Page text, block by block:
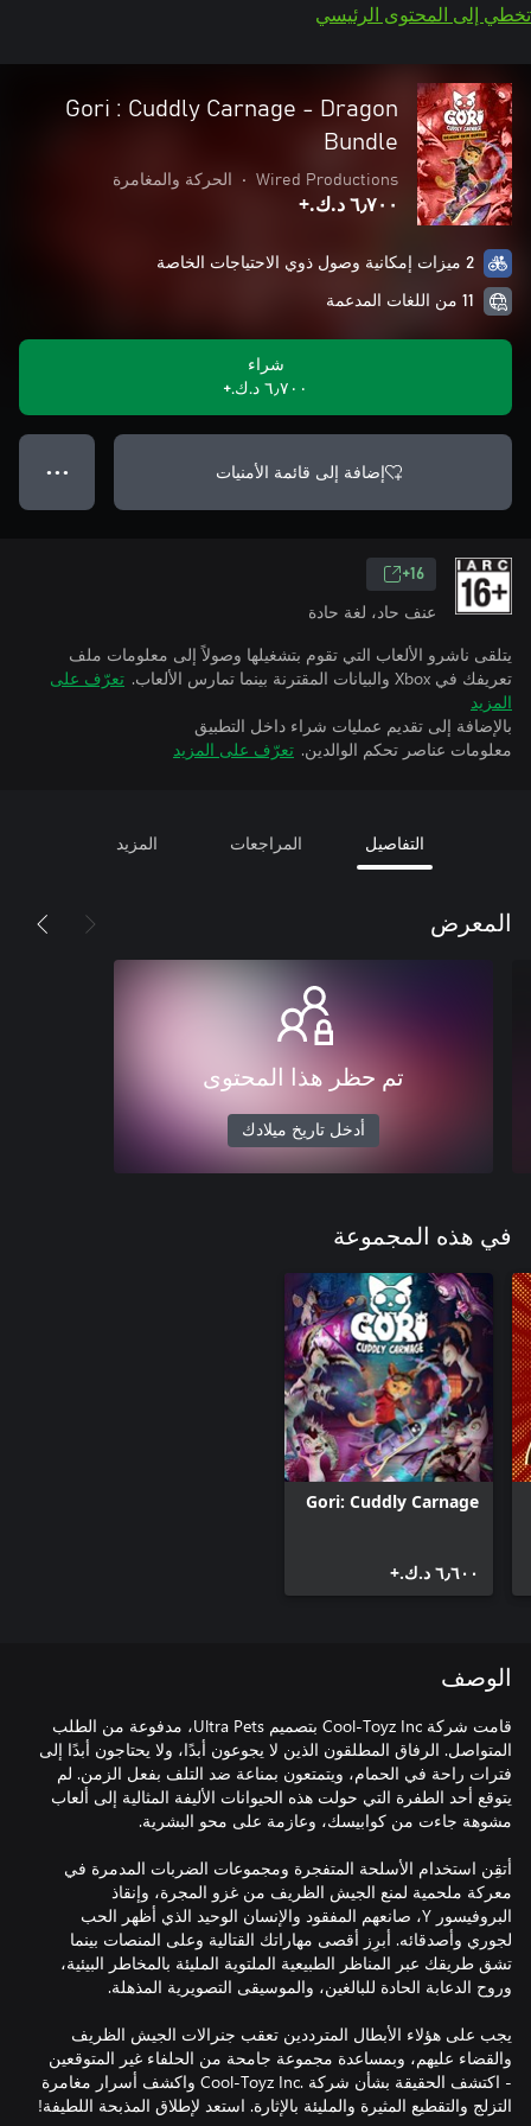
تخطي إلى المحتوى الرئيسي
Gori : Cuddly Carnage - Dragon
Bundle
Wired Productions
• الحركة والمغامرة
٦٫٧٠٠ د.ك.‏+
2 ميزات إمكانية وصول ذوي الاحتياجات الخاصة
11 من اللغات المدعمة
شراء
٦٫٧٠٠ د.ك.‏+
إضافة إلى قائمة الأمنيات ● ● ●
16+
عنف حاد، لغة حادة
يتلقى ناشرو الألعاب التي تقوم بتشغيلها وصولاً إلى معلومات ملف
تعريفك في Xbox والبيانات المقترنة بينما تمارس الألعاب.
تعرّف على
المزيد
بالإضافة إلى تقديم عمليات شراء داخل التطبيق
معلومات عناصر تحكم الوالدين. تعرّف على المزيد
التفاصيل المراجعات المزيد
المعرض
تم حظر هذا المحتوى
أدخل تاريخ ميلادك
في هذه المجموعة
Gori: Cuddly Carnage
٦٫٦٠٠ د.ك.‏+
الوصف
قامت شركة Cool-Toyz Inc بتصميم Ultra Pets، مدفوعة من الطلب
المتواصل. الرفاق المطلقون الذين لا يجوعون أبدًا، ولا يحتاجون أبدًا إلى
فترات راحة في الحمام، ويتمتعون بمناعة ضد التلف بفعل الزمن. لم
يتوقع أحد الطفرة التي حولت هذه الحيوانات الأليفة المثالية إلى ألعاب
أتقِن استخدام الأسلحة المتفجرة ومجموعات الضربات المدمرة في
معركة ملحمية لمنع الجيش الظريف من غزو المجرة، وإنقاذ
البروفيسور Y، صانعهم المفقود والإنسان الوحيد الذي أظهر الحب
لجوري وأصدقائه. أبرِز أقصى مهاراتك القتالية وعلى المنصات بينما
تشق طريقك عبر المناظر الطبيعية الملتوية المليئة بالمخاطر البيئية،
يجب على هؤلاء الأبطال المترددين تعقب جنرالات الجيش الظريف
والقضاء عليهم، وبمساعدة مجموعة جامحة من الحلفاء غير المتوقعين
- اكتشف الحقيقة بشأن شركة Cool-Toyz Inc.‎ واكشف أسرار مغامرة